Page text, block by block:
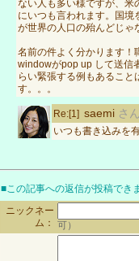
ない人も多い様ですが、米
にいつも言われます。国
が世界の人口の殆んどじゃ
名前の件よく分かります！
windowがpop up して送信
らい緊張する例もあるこ
す。。。
Re:[1] saemi さ
いつも書き込みを
■この記事への返信が投稿でき
ニックネー
ム：
可）